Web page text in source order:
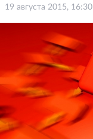
19 августа 2015, 16:30